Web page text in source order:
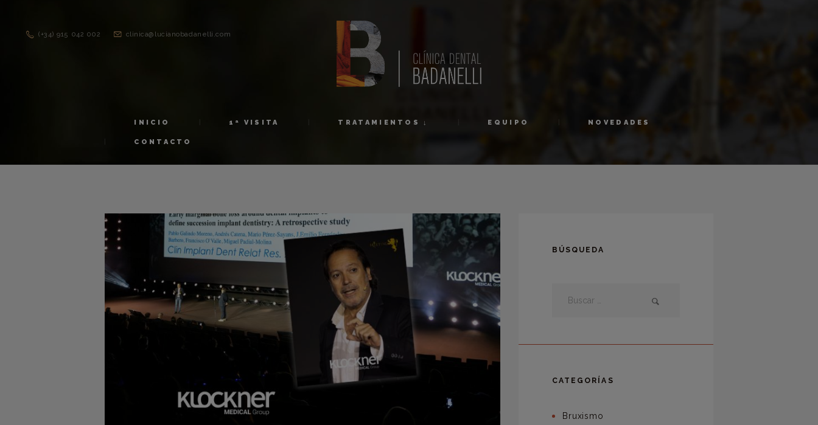
(+34) 915 042 002 clinica@lucianobadanelli.com
INICIO 1ª VISITA TRATAMIENTOS ↓ EQUIPO NOVEDADES
CONTACTO
1ª VISITA
TRATAMIENTOS ↓
CONTACTO
BÚSQUEDA
CATEGORÍAS
Bruxismo